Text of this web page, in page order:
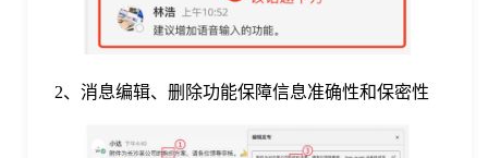
2、消息编辑、删除功能保障信息准确性和保密性